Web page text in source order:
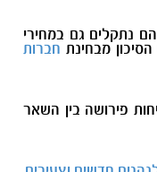
נתקלים גם במחירי
מבחינת חברות
פירושה בין השאר